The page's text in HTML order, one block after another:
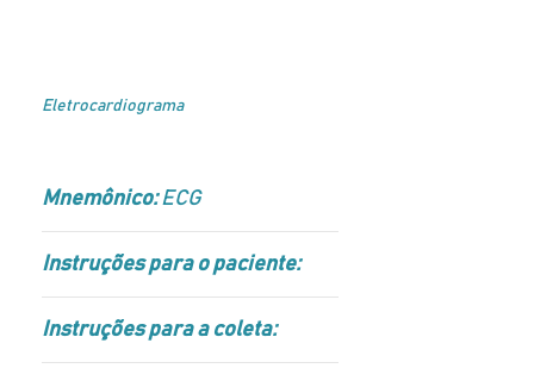
Eletrocardiograma
Mnemônico:ECG
Instruções para o paciente:
Instruções para a coleta: